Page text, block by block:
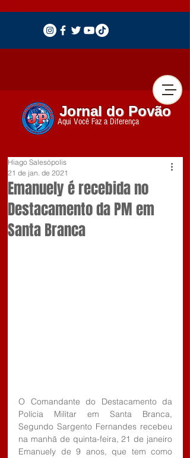
Jornal do Povão
Aqui Você Faz a Diferença
Emanuely é recebida no
Destacamento da PM em
Santa Branca
Hiago Salesópolis
21 de jan. de 2021
O Comandante do Destacamento da
Polícia Militar em Santa Branca,
Segundo Sargento Fernandes recebeu
na manhã de quinta-feira, 21 de janeiro
Emanuely de 9 anos, que tem como